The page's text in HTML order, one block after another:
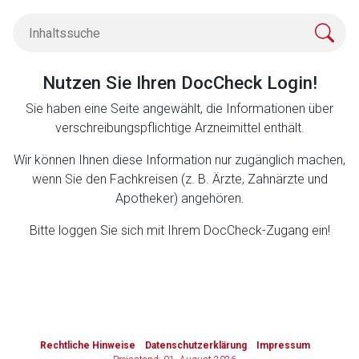
Nutzen Sie Ihren DocCheck Login!
Sie haben eine Seite angewählt, die Informationen über
verschreibungspflichtige Arzneimittel enthält.
Wir können Ihnen diese Information nur zugänglich machen,
wenn Sie den Fachkreisen (z. B. Ärzte, Zahnärzte und
Apotheker) angehören.
Bitte loggen Sie sich mit Ihrem DocCheck-Zugang ein!
Rechtliche Hinweise Datenschutzerklärung
Impressum
Zur Seite